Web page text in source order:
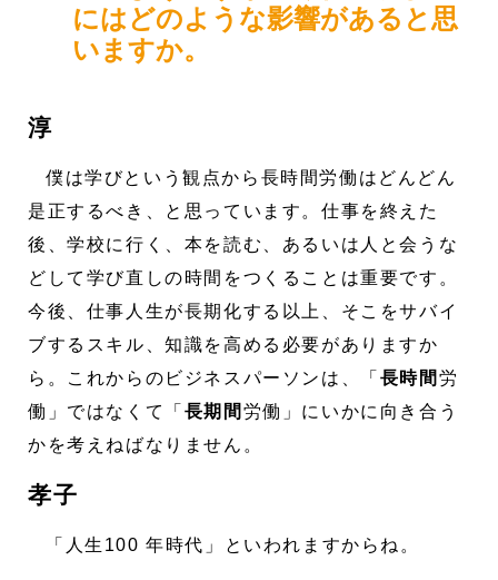
にはどのような影響があると思
いますか。
淳
僕は学びという観点から長時間労働はどんどん
是正するべき、と思っています。仕事を終えた
後、学校に行く、本を読む、あるいは人と会うな
どして学び直しの時間をつくることは重要です。
今後、仕事人生が長期化する以上、そこをサバイ
ブするスキル、知識を高める必要がありますか
ら。これからのビジネスパーソンは、「 長時間 労
働」ではなくて「 長期間 労働」にいかに向き合う
かを考えねばなりません。
孝子
「人生100 年時代」といわれますからね。